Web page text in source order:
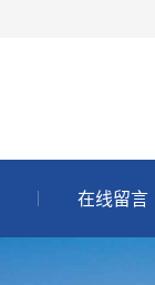
在线留言